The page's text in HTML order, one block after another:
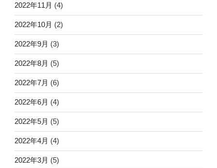
2022年11月 (4)
2022年10月 (2)
2022年9月 (3)
2022年8月 (5)
2022年7月 (6)
2022年6月 (4)
2022年5月 (5)
2022年4月 (4)
2022年3月 (5)